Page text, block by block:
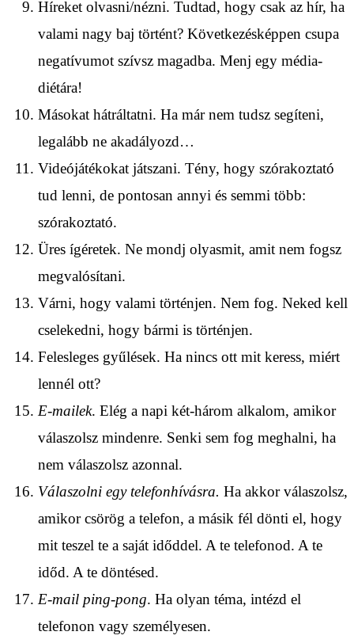
Híreket olvasni/nézni. Tudtad, hogy csak az hír, ha
valami nagy baj történt? Következésképpen csupa
negatívumot szívsz magadba. Menj egy média-
diétára!
Másokat hátráltatni. Ha már nem tudsz segíteni,
legalább ne akadályozd…
Videójátékokat játszani. Tény, hogy szórakoztató
tud lenni, de pontosan annyi és semmi több:
szórakoztató.
Üres ígéretek. Ne mondj olyasmit, amit nem fogsz
megvalósítani.
Várni, hogy valami történjen. Nem fog. Neked kell
cselekedni, hogy bármi is történjen.
Felesleges gyűlések. Ha nincs ott mit keress, miért
lennél ott?
E-mailek. Elég a napi két-három alkalom, amikor
válaszolsz mindenre. Senki sem fog meghalni, ha
nem válaszolsz azonnal.
Válaszolni egy telefonhívásra. Ha akkor válaszolsz,
amikor csörög a telefon, a másik fél dönti el, hogy
mit teszel te a saját időddel. A te telefonod. A te
időd. A te döntésed.
E-mail ping-pong. Ha olyan téma, intézd el
telefonon vagy személyesen.